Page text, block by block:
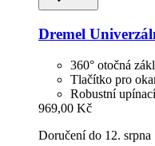
Dremel
360° otočná
Tlačítko pro
Robustní
969,00 Kč
Doručení do 12. srpna